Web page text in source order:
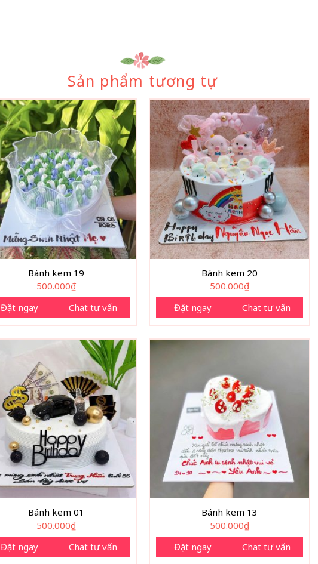
Sản phẩm tương tự
Bánh kem 19
500.000₫
Đặt ngay
Chat tư vấn
Bánh kem 20
500.000₫
Đặt ngay
Chat tư vấn
Bánh kem 01
500.000₫
Đặt ngay
Chat tư vấn
Bánh kem 13
500.000₫
Đặt ngay
Chat tư vấn